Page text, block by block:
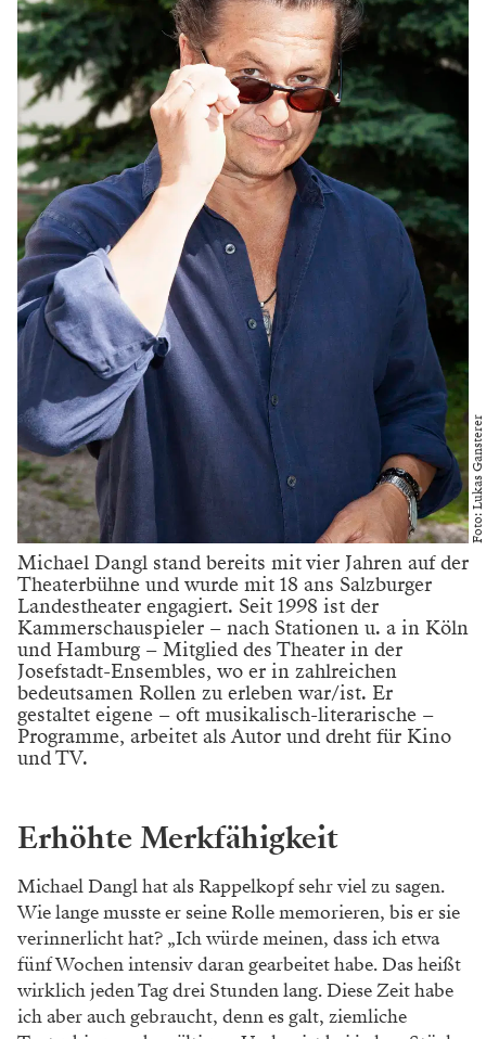
Foto: Lukas Gansterer
Michael Dangl stand bereits mit vier Jahren auf der
Theaterbühne und wurde mit 18 ans Salzburger
Landestheater engagiert. Seit 1998 ist der
Kammerschauspieler – nach Stationen u. a in Köln
und Hamburg – Mitglied des Theater in der
Josefstadt-Ensembles, wo er in zahlreichen
bedeutsamen Rollen zu erleben war/ist. Er
gestaltet eigene – oft musikalisch-literarische –
Programme, arbeitet als Autor und dreht für Kino
und TV.
Erhöhte Merkfähigkeit
Michael Dangl hat als Rappelkopf sehr viel zu sagen.
Wie lange musste er seine Rolle memorieren, bis er sie
verinnerlicht hat? „Ich würde meinen, dass ich etwa
fünf Wochen intensiv daran gearbeitet habe. Das heißt
wirklich jeden Tag drei Stunden lang. Diese Zeit habe
ich aber auch gebraucht, denn es galt, ziemliche